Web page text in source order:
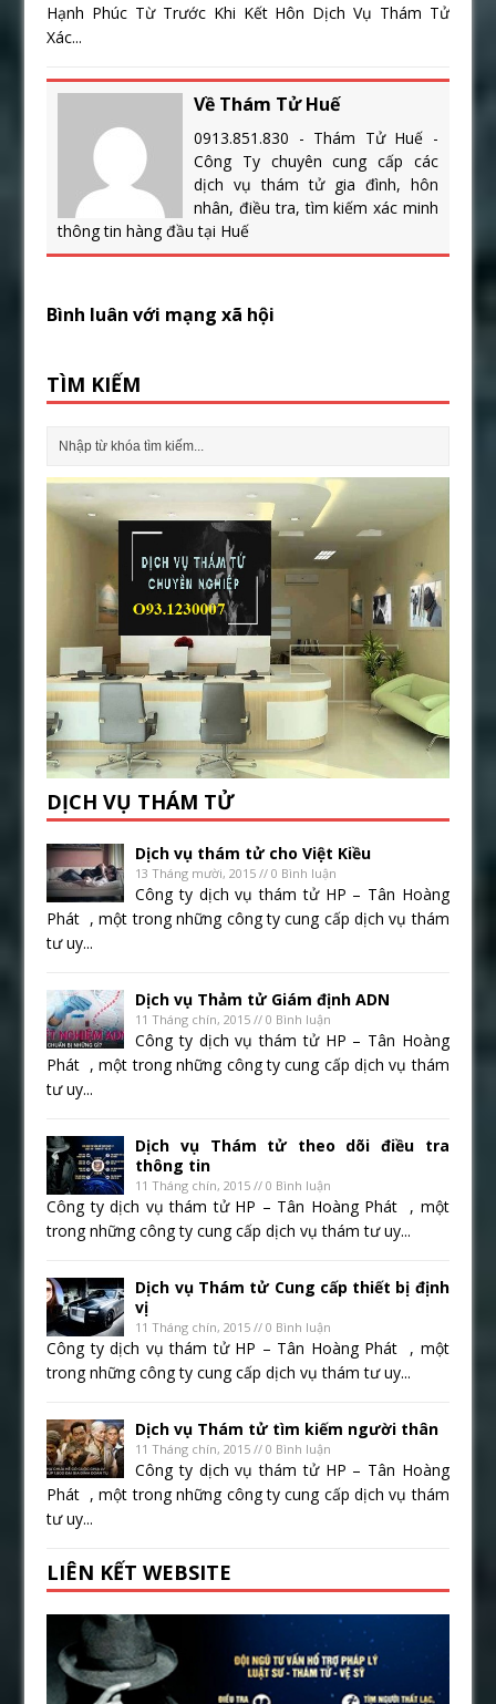
Hạnh Phúc Từ Trước Khi Kết Hôn Dịch Vụ Thám Tử
Xác...
Về Thám Tử Huế
0913.851.830 - Thám Tử Huế -
Công Ty chuyên cung cấp các
dịch vụ thám tử gia đình, hôn
nhân, điều tra, tìm kiếm xác minh
thông tin hàng đầu tại Huế
Bình luân với mạng xã hội
TÌM KIẾM
DỊCH VỤ THÁM TỬ
Dịch vụ thám tử cho Việt Kiều
13 Tháng mười, 2015 // 0 Bình luận
Công ty dịch vụ thám tử HP – Tân Hoàng
Phát , một trong những công ty cung cấp dịch vụ thám
tư uy...
Dịch vụ Thảm tử Giám định ADN
11 Tháng chín, 2015 // 0 Bình luận
Công ty dịch vụ thám tử HP – Tân Hoàng
Phát , một trong những công ty cung cấp dịch vụ thám
tư uy...
Dịch vụ Thám tử theo dõi điều tra
thông tin
11 Tháng chín, 2015 // 0 Bình luận
Công ty dịch vụ thám tử HP – Tân Hoàng Phát , một
trong những công ty cung cấp dịch vụ thám tư uy...
Dịch vụ Thám tử Cung cấp thiết bị định
vị
11 Tháng chín, 2015 // 0 Bình luận
Công ty dịch vụ thám tử HP – Tân Hoàng Phát , một
trong những công ty cung cấp dịch vụ thám tư uy...
Dịch vụ Thám tử tìm kiếm người thân
11 Tháng chín, 2015 // 0 Bình luận
Công ty dịch vụ thám tử HP – Tân Hoàng
Phát , một trong những công ty cung cấp dịch vụ thám
tư uy...
LIÊN KẾT WEBSITE